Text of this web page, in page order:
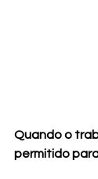
Quando o
permitido